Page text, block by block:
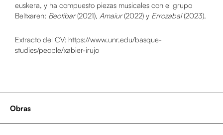
euskera, y ha compuesto piezas musicales con el grupo
Beltxaren: Beotibar(2021), Amaiur(2022) y Errozabal(2023).
Extracto del CV: https://www.unr.edu/basque-
studies/people/xabier-irujo
Obras